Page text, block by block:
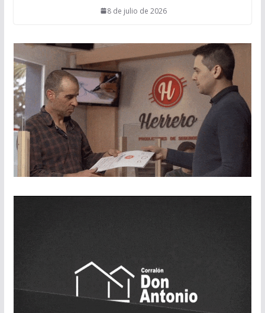
8 de julio de 2026